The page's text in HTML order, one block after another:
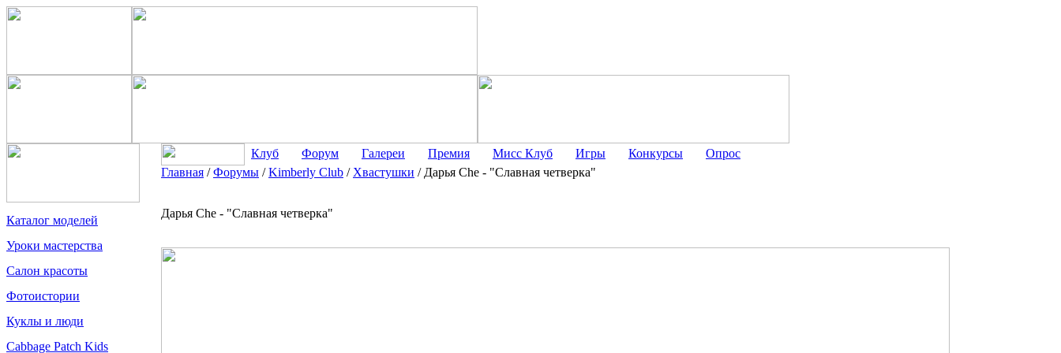
Каталог моделей
Уроки мастерства
Салон красоты
Фотоистории
Куклы и люди
Cabbage Patch Kids
Клуб Форум Галереи Премия Мисс Клуб Игры Конкурсы
Опрос
Главная /Форумы /Kimberly Club / Хвастушки / Дарья Che - "Славная четверка"
Дарья Che - "Славная четверка"